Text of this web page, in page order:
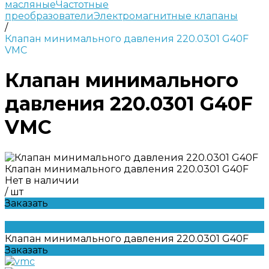
масляныеЧастотные
преобразователиЭлектромагнитные клапаны
/
Клапан минимального давления 220.0301 G40F
VMC
Клапан минимального
давления 220.0301 G40F
VMC
Клапан минимального давления 220.0301 G40F
Нет в наличии
/ шт
Заказать
Клапан минимального давления 220.0301 G40F
Заказать